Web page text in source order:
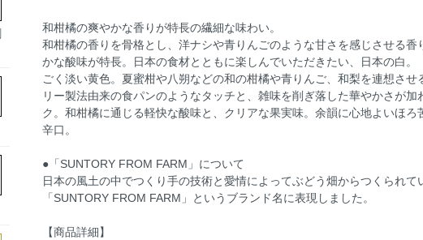
和柑橘の爽やかな香りが特長の繊細な味わい。
和柑橘の香りを骨格とし、洋ナシや青りんごのような甘さを感じさせる
かな酸味が特長。日本の食材とともに楽しんでいただきたい、日本の白。
ごく淡い黄色。夏蜜柑や八朔などの和の柑橘や青りんご、和梨を連想させ
リー製法由来の食パンのようなタッチと、雑味を削ぎ落した華やかさが
ク。和柑橘に通じる軽快な酸味と、クリアな果実味。余韻に心地よいほ
辛口。
●「SUNTORY FROM FARM」について
日本の風土の中でつくり手の技術と愛情によってぶどう畑からつくられ
「SUNTORY FROM FARM」というブランド名に表現しました。
【商品詳細】